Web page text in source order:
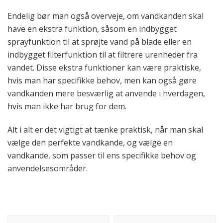
Endelig bør man også overveje, om vandkanden skal
have en ekstra funktion, såsom en indbygget
sprayfunktion til at sprøjte vand på blade eller en
indbygget filterfunktion til at filtrere urenheder fra
vandet. Disse ekstra funktioner kan være praktiske,
hvis man har specifikke behov, men kan også gøre
vandkanden mere besværlig at anvende i hverdagen,
hvis man ikke har brug for dem.
Alt i alt er det vigtigt at tænke praktisk, når man skal
vælge den perfekte vandkande, og vælge en
vandkande, som passer til ens specifikke behov og
anvendelsesområder.